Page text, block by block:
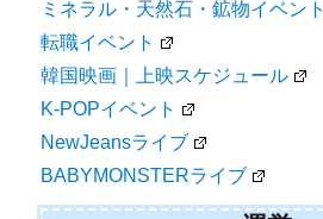
ミネラル・天然石・鉱物イベント
転職イベント
韓国映画｜上映スケジュール
K-POPイベント
NewJeansライブ
BABYMONSTERライブ